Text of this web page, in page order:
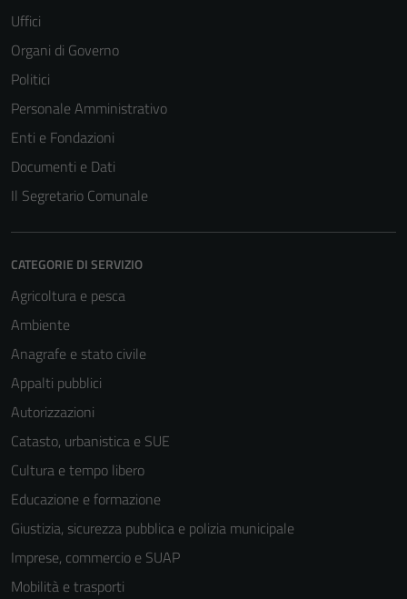
Uffici
Organi di Governo
Politici
Personale Amministrativo
Enti e Fondazioni
Documenti e Dati
Il Segretario Comunale
CATEGORIE DI SERVIZIO
Agricoltura e pesca
Ambiente
Anagrafe e stato civile
Appalti pubblici
Autorizzazioni
Catasto, urbanistica e SUE
Cultura e tempo libero
Educazione e formazione
Giustizia, sicurezza pubblica e polizia municipale
Imprese, commercio e SUAP
Mobilità e trasporti